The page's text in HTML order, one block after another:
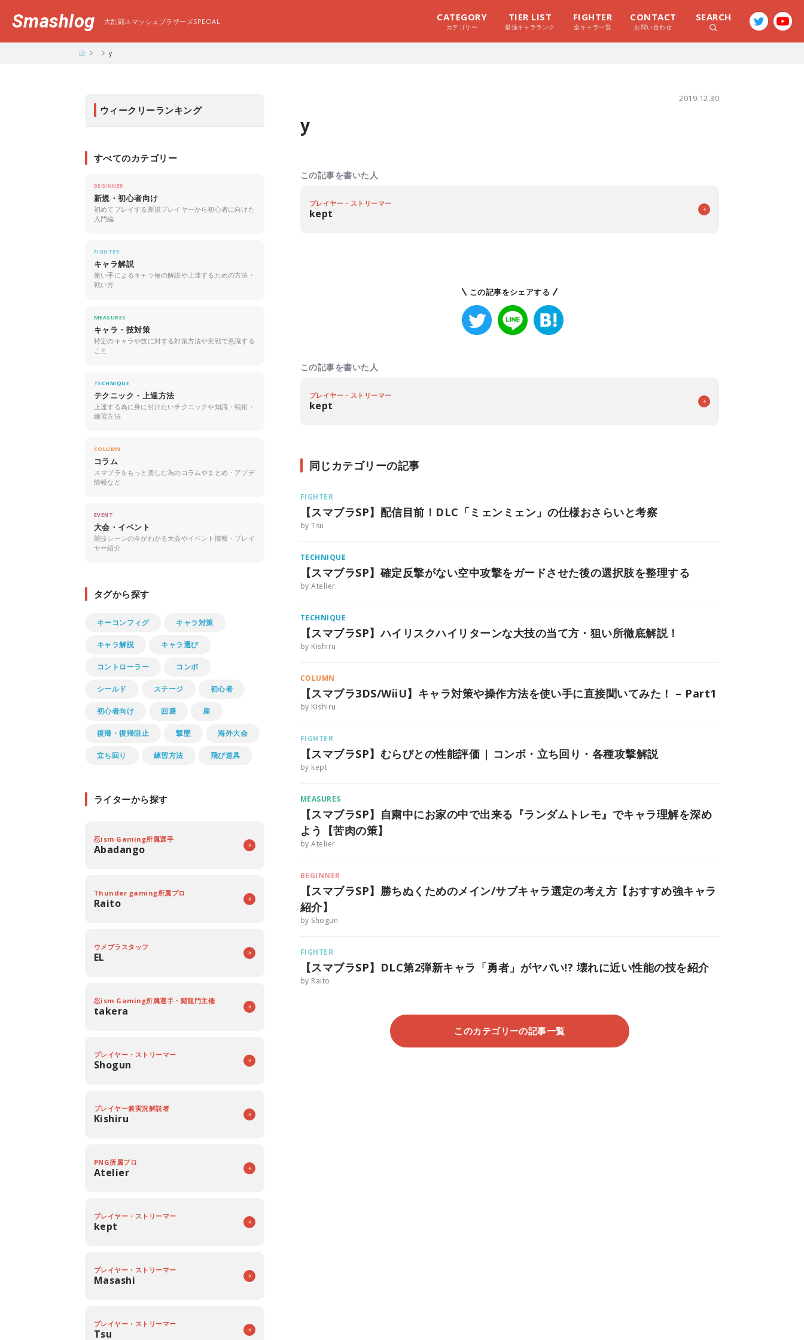
Smashlog 大乱闘スマッシュブラザーズSPECIAL CATEGORY
カテゴリー
TIER LIST
最強キャラランク
FIGHTER
全キャラ一覧
CONTACT
お問い合わせ
SEARCH
y
2019.12.30
y
この記事を書いた人
プレイヤー・ストリーマー
kept
この記事をシェアする
この記事を書いた人
プレイヤー・ストリーマー
kept
同じカテゴリーの記事
FIGHTER
【スマブラSP】配信目前！DLC「ミェンミェン」の仕様おさらいと考察
by Tsu
TECHNIQUE
【スマブラSP】確定反撃がない空中攻撃をガードさせた後の選択肢を整理する
by Atelier
TECHNIQUE
【スマブラSP】ハイリスクハイリターンな大技の当て方・狙い所徹底解説！
by Kishiru
COLUMN
【スマブラ3DS/WiiU】キャラ対策や操作方法を使い手に直接聞いてみた！ – Part1
by Kishiru
FIGHTER
【スマブラSP】むらびとの性能評価 | コンボ・立ち回り・各種攻撃解説
by kept
MEASURES
【スマブラSP】自粛中にお家の中で出来る『ランダムトレモ』でキャラ理解を深め
よう【苦肉の策】
by Atelier
BEGINNER
【スマブラSP】勝ちぬくためのメイン/サブキャラ選定の考え方【おすすめ強キャラ
紹介】
by Shogun
FIGHTER
【スマブラSP】DLC第2弾新キャラ「勇者」がヤバい!? 壊れに近い性能の技を紹介
by Raito
このカテゴリーの記事一覧
ウィークリーランキング
すべてのカテゴリー
BEGINNER
新規・初心者向け
初めてプレイする新規プレイヤーから初心者に向けた
入門編
FIGHTER
キャラ解説
使い手によるキャラ毎の解説や上達するための方法・
戦い方
MEASURES
キャラ・技対策
特定のキャラや技に対する対策方法や実戦で意識する
こと
TECHNIQUE
テクニック・上達方法
上達する為に身に付けたいテクニックや知識・戦術・
練習方法
COLUMN
コラム
スマブラをもっと楽しむ為のコラムやまとめ・アプデ
情報など
EVENT
大会・イベント
競技シーンの今がわかる大会やイベント情報・プレイ
ヤー紹介
タグから探す
キーコンフィグ キャラ対策
キャラ解説 キャラ選び
コントローラー コンボ
シールド ステージ 初心者
初心者向け 回避 崖
復帰・復帰阻止 撃墜 海外大会
立ち回り 練習方法 飛び道具
ライターから探す
忍ism Gaming所属選手
Abadango
Thunder gaming所属プロ
Raito
ウメブラスタッフ
EL
忍ism Gaming所属選手・闘龍門主催
takera
プレイヤー・ストリーマー
Shogun
プレイヤー兼実況解説者
Kishiru
PNG所属プロ
Atelier
プレイヤー・ストリーマー
kept
プレイヤー・ストリーマー
Masashi
プレイヤー・ストリーマー
Tsu